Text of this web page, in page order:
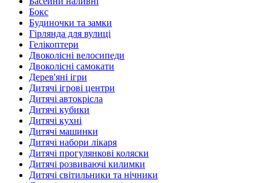
Бокс
Будиночки та замки
Гірлянда для вулиці
Гелікоптери
Двоколісні велосипеди
Двоколісні самокати
Дерев'яні ігри
Дитячі ігрові центри
Дитячі автокрісла
Дитячі кубики
Дитячі кухні
Дитячі машинки
Дитячі набори лікаря
Дитячі прогулянкові коляски
Дитячі розвиваючі килимки
Дитячі світильники та нічники